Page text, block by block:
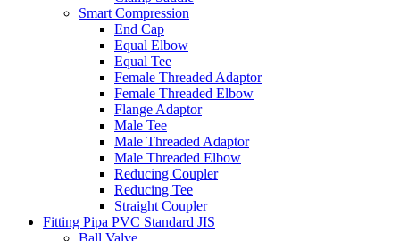
Smart Compression
End Cap
Equal Elbow
Equal Tee
Female Threaded Adaptor
Female Threaded Elbow
Flange Adaptor
Male Tee
Male Threaded Adaptor
Male Threaded Elbow
Reducing Coupler
Reducing Tee
Straight Coupler
Fitting Pipa PVC Standard JIS
Ball Valve